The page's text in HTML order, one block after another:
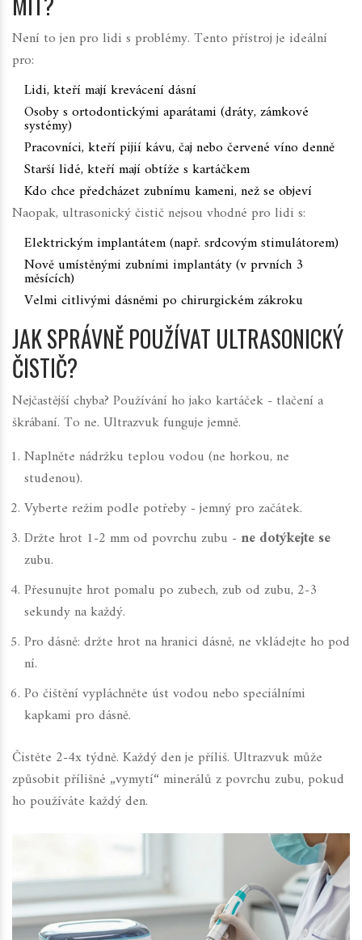
Není to jen pro lidi s problémy. Tento přístroj je ideální
pro:
Lidi, kteří mají krevácení dásní
Osoby s ortodontickými aparátami (dráty, zámkové
systémy)
Pracovníci, kteří pijií kávu, čaj nebo červené víno denně
Starší lidé, kteří mají obtíže s kartáčkem
Kdo chce předcházet zubnímu kameni, než se objeví
Naopak, ultrasonický čistič nejsou vhodné pro lidi s:
Elektrickým implantátem (např. srdcovým stimulátorem)
Nově umístěnými zubními implantáty (v prvních 3
měsících)
Velmi citlivými dásněmi po chirurgickém zákroku
JAK SPRÁVNĚ POUŽÍVAT ULTRASONICKÝ
ČISTIČ?
Nejčastější chyba? Používání ho jako kartáček - tlačení a
škrábaní. To ne. Ultrazvuk funguje jemně.
Naplněte nádržku teplou vodou (ne horkou, ne
studenou).
Vyberte režim podle potřeby - jemný pro začátek.
Držte hrot 1-2 mm od povrchu zubu - ne dotýkejte se
zubu.
Přesunujte hrot pomalu po zubech, zub od zubu, 2-3
sekundy na každý.
Pro dásně: držte hrot na hranici dásně, ne vkládejte ho pod
ní.
Po čištění vypláchněte úst vodou nebo speciálními
kapkami pro dásně.
Čistěte 2-4x týdně. Každý den je příliš. Ultrazvuk může
způsobit přílišné „vymytí“ minerálů z povrchu zubu, pokud
ho používáte každý den.